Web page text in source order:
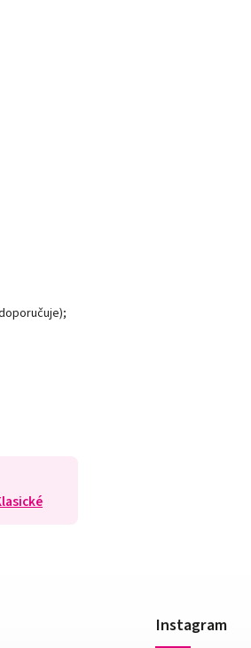
Instagram